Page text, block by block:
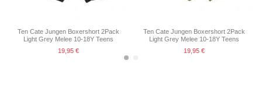
Ten Cate Jungen Boxershort 2Pack
Light Grey Melee 10-18Y Teens
19,95 €
Ten Cate Jungen Boxershort 2Pack
Light Grey Melee 10-18Y Teens
19,95 €